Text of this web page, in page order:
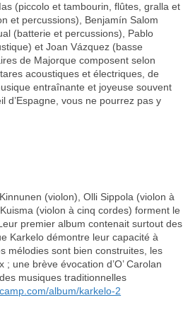
(piccolo et tambourin, flûtes, gralla et
et percussions), Benjamín Salom
(batterie et percussions), Pablo
et Joan Vázquez (basse
de Majorque composent selon
acoustiques et électriques, de
entraînante et joyeuse souvent
d’Espagne, vous ne pourrez pas y
(violon), Olli Sippola (violon à
(violon à cinq cordes) forment le
premier album contenait surtout des
Karkelo démontre leur capacité à
mélodies sont bien construites, les
une brève évocation d’O’ Carolan
musiques traditionnelles
album/karkelo-2